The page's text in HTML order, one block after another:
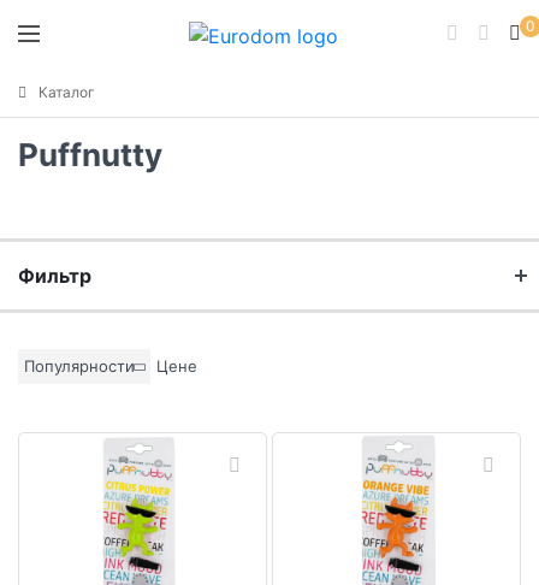
0
Каталог
Puffnutty
Фильтр
Популярности Цене